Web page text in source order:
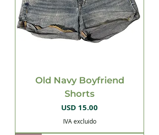
Old Navy Boyfriend
Shorts
Precio
USD 15.00
IVA excluido